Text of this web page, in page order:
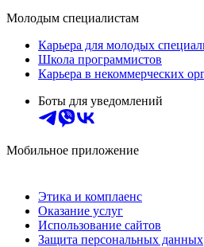
Молодым специалистам
Карьера для молодых
Школа программистов
Карьера в некоммерческих
Боты для уведомлений
Мобильное приложение
Этика и комплаенс
Оказание услуг
Использование сайтов
Защита персональных данных